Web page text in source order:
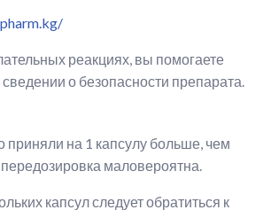
реакциях, вы помогаете
о безопасности препарата.
приняли на 1 капсулу больше, чем
маловероятна.
капсул следует обратиться к